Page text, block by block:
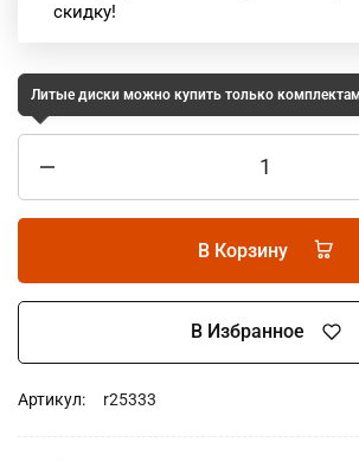
скидку!
Литые диски можно купить только
В Корзину
В Избранное
Артикул: r25333